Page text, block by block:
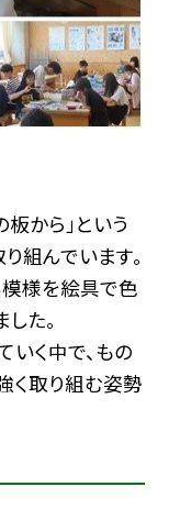
から」という
組んでいます。
模様を絵具で色
た。
く中で、もの
く取り組む姿勢